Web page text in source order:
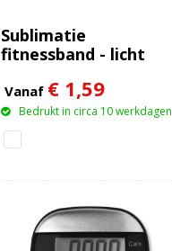
Sublimatie
fitnessband - licht
Vanaf € 1,59
Bedrukt in circa 10 werkdagen